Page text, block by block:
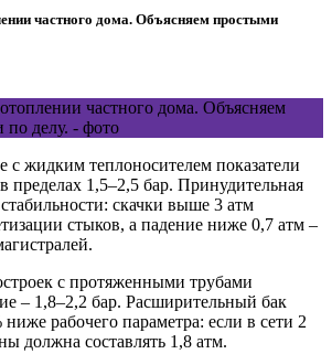
частного дома. Объясняем простыми
с жидким теплоносителем показатели
пределах 1,5–2,5 бар. Принудительная
скачки выше 3 атм
стыков, а падение ниже 0,7 атм –
с протяженными трубами
– 1,8–2,2 бар. Расширительный бак
рабочего параметра: если в сети 2
должна составлять 1,8 атм.